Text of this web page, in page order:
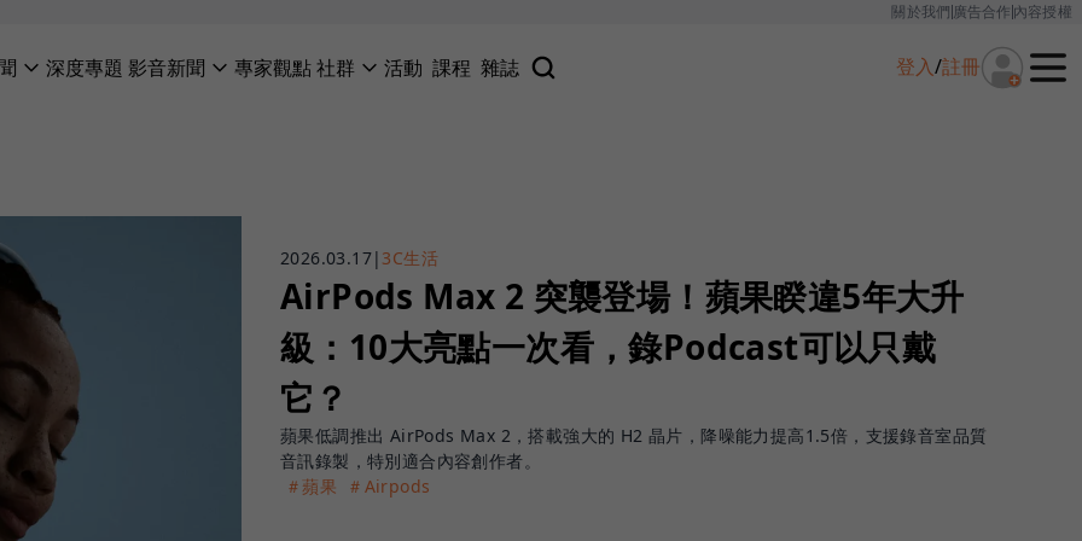
關於我們廣告合作內容授權
深度專題 影音新聞 專家觀點社群 活動 課程 雜誌 登入/註冊
2026.03.17| 3C生活
AirPods Max 2 突襲登場！蘋果睽違5年大升
級：10大亮點一次看，錄Podcast可以只戴
它？
蘋果低調推出 AirPods Max 2，搭載強大的 H2 晶片，降噪能力提高1.5倍，支援錄音室品質
音訊錄製，特別適合內容創作者。
＃蘋果
＃Airpods